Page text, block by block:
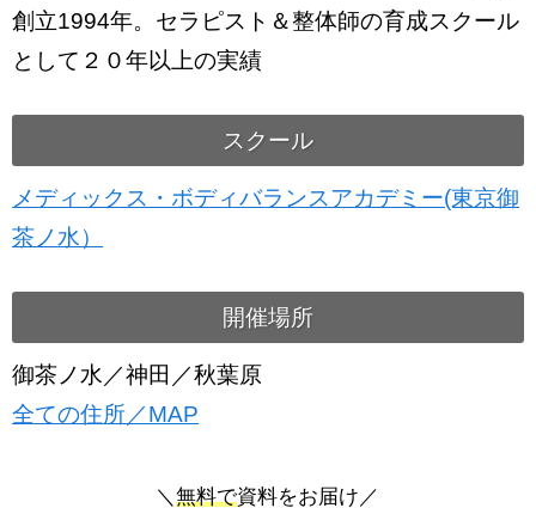
創立1994年。セラピスト＆整体師の育成スクール
として２０年以上の実績
スクール
メディックス・ボディバランスアカデミー(東京御
茶ノ水）
開催場所
御茶ノ水／神田／秋葉原
全ての住所／MAP
＼無料で資料をお届け／